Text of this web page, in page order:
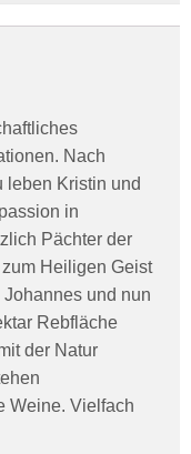
Nach
leben Kristin und
in
Pächter der
Heiligen Geist
und nun
Rebfläche
der Natur
Weine. Vielfach